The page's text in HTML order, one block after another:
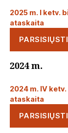
2025 m. I ketv.
ataskaita
PARSISIŲSTI
2024 m.
2024 m. IV
ataskaita
PARSISIŲSTI